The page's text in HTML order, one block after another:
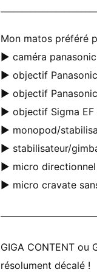
Mon matos préféré
► caméra
► objectif
► objectif
► objectif Sigma EF
► monopod/
► stabilisateur/
► micro
► micro cravate
GIGA CONTENT ou
résolument décalé !